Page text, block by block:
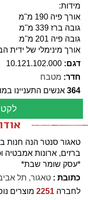
מידות:
אורך פיה 190 מ''מ
גובה ברז 339 מ''מ
גובה פיה 201 מ''מ
אורך מינימלי של ידית הברז
דגם: 10.121.102.000
חדר: מטבח
364 אנשים התעניינו
טאגור סנטר הנה חנות
ברזים, ארונות אמבטיה
*עסק שומר שבת*
כתובת : טאגור, תל
לחברה 2251 מוצרים